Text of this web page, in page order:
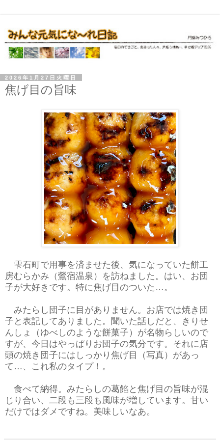
2026年1月27日火曜日
焦げ目の旨味
雫石町で用事を済ませた後、気になっていた餅工
房むらかみ（鶯宿温泉）を訪ねました。はい、お団
子が大好きです。特に焦げ目のついた…。
みたらし団子に目がありません。お店では焼き団
子と表記してありました。聞いた話しだと、きりせ
んしょ（ゆべしのような餅菓子）が名物らしいので
すが、今日はやっぱりお団子の気分です。それに店
頭の焼き団子にはしっかり焦げ目（写真）があっ
て…、これ私のタイプ！。
食べて納得。みたらしの葛餡と焦げ目の旨味が混
じり合い、二段も三段も風味が増しています。甘い
だけではダメですね。美味しいなあ。